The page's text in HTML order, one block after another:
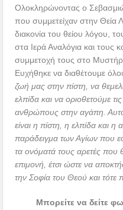
Ολοκληρώνοντας ο
που συμμετείχαν στην Θεία
διακονία του θείου λόγου,
στα Ιερά Αναλόγια και τους
συμμετοχή τους στο
Ευχήθηκε να διαθέτουμε
ζωή μας στην πίστη, να
ελπίδα και να οριοθετούμε
ανθρώπους στην αγάπη.
είναι η πίστη, η ελπίδα και
παράδειγμα των Αγίων που
τα ονόματά τους αρετές που
επιμονή, έτσι ώστε να
την Σοφία του Θεού και τότε
Μπορείτε να δείτε